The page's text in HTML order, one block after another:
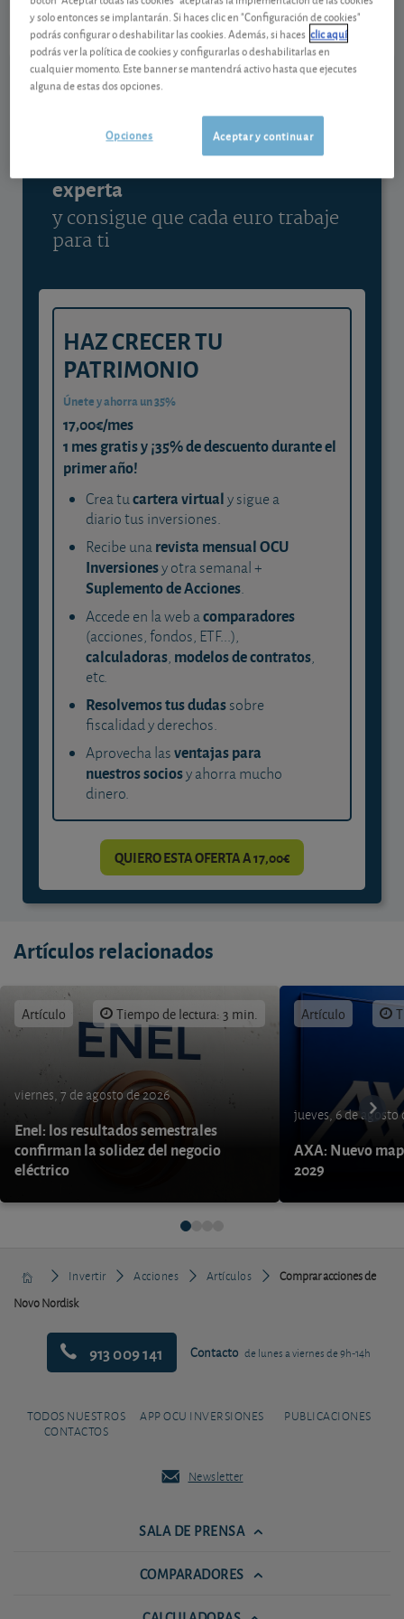
07/08/2026 Copenhague
Ver detalladamente
experta
y consigue que cada euro trabaje
para ti
HAZ CRECER TU
PATRIMONIO
Únete y ahorra un 35%
17,00€/mes
1 mes gratis y ¡35% de descuento durante el
primer año!
Crea tucartera virtualy sigue a
diario tus inversiones.
Recibe unarevista mensual OCU
Inversionesy otra semanal +
Suplemento de Acciones.
Accede en la web acomparadores
(acciones, fondos, ETF...),
calculadoras, modelos de contratos,
etc.
Resolvemos tus dudassobre
fiscalidad y derechos.
Aprovecha lasventajas para
nuestros sociosy ahorra mucho
dinero.
QUIERO ESTA OFERTA A 17,00€
Artículos relacionados
Artículo Tiempo de lectura: 3 min.
viernes, 7 de agosto de 2026
Enel: los resultados semestrales
confirman la solidez del negocio
eléctrico
Artículo
jueves, 6 de agosto
AXA: Nuevo
2029
Invertir Acciones Artículos
Comprar acciones de
Novo Nordisk
913 009 141 Contacto de lunes a viernes de 9h-14h
TODOS NUESTROS
CONTACTOS
APP OCU INVERSIONES PUBLICACIONES
Newsletter
SALA DE PRENSA
COMPARADORES
y solo entonces se implantarán. Si haces clic en "Configuración de cookies"
podrás configurar o deshabilitar las cookies. Además, si haces clic aquí
podrás ver la política de cookies y configurarlas o deshabilitarlas en
cualquier momento. Este banner se mantendrá activo hasta que ejecutes
alguna de estas dos opciones.
Aceptar y continuar
Opciones